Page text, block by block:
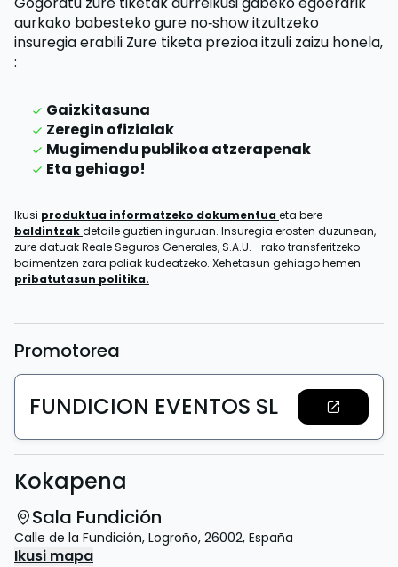
aurkako babesteko gure no‑show itzultzeko
insuregia erabili Zure tiketa prezioa itzuli zaizu honela,
:
Gaizkitasuna
Zeregin ofizialak
Mugimendu publikoa atzerapenak
Eta gehiago!
Ikusi produktua informatzeko dokumentua eta bere
baldintzakdetaile guztien inguruan. Insuregia erosten duzunean,
zure datuak Reale Seguros Generales, S.A.U. –rako transferitzeko
baimentzen zara poliak kudeatzeko. Xehetasun gehiago hemen
pribatutasun politika.
Promotorea
FUNDICION EVENTOS SL
Kokapena
Sala Fundición
Calle de la Fundición, Logroño, 26002, España
Ikusi mapa